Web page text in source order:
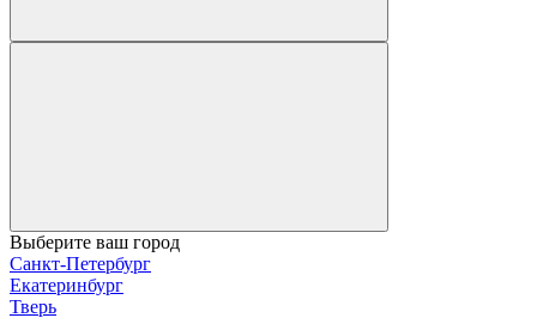
Выберите ваш город
Санкт-Петербург
Екатеринбург
Тверь